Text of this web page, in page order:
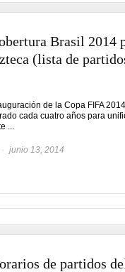
Brasil 2014
(lista de
de la Copa FIFA
cada cuatro años para
...
junio 13, 2014
de partidos